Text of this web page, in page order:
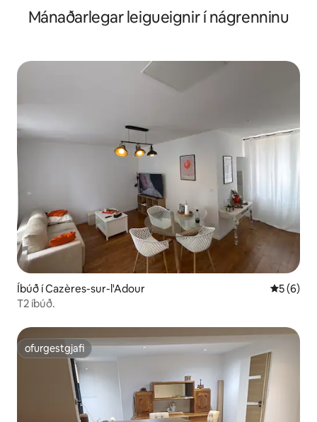
Mánaðarlegar leigueignir í nágrenninu
Íbúð í Cazères-sur-l'Adour 5 af 5 í
5 (6)
T2 íbúð.
ofurgestgjafi
ofurgestgjafi